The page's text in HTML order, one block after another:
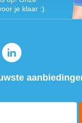
je klaar :)